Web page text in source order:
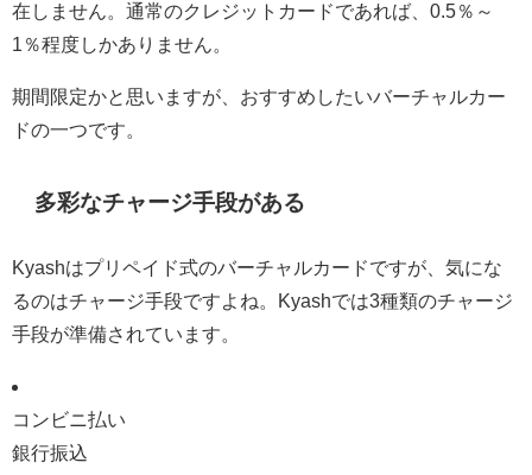
在しません。通常のクレジットカードであれば、0.5％～
1％程度しかありません。
期間限定かと思いますが、おすすめしたいバーチャルカー
ドの一つです。
多彩なチャージ手段がある
Kyashはプリペイド式のバーチャルカードですが、気にな
るのはチャージ手段ですよね。Kyashでは3種類のチャージ
手段が準備されています。
コンビニ払い
銀行振込